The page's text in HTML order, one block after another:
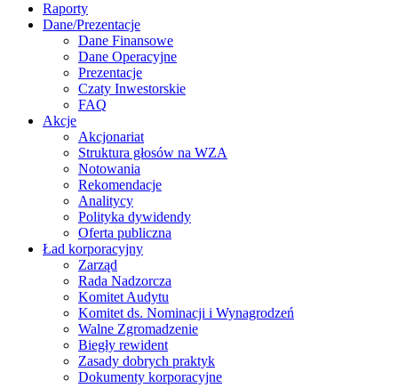
Raporty
Dane/Prezentacje
Dane Finansowe
Dane Operacyjne
Prezentacje
Czaty Inwestorskie
FAQ
Akcje
Akcjonariat
Struktura głosów na WZA
Notowania
Rekomendacje
Analitycy
Polityka dywidendy
Oferta publiczna
Ład korporacyjny
Zarząd
Rada Nadzorcza
Komitet Audytu
Komitet ds. Nominacji i Wynagrodzeń
Walne Zgromadzenie
Biegły rewident
Zasady dobrych praktyk
Dokumenty korporacyjne